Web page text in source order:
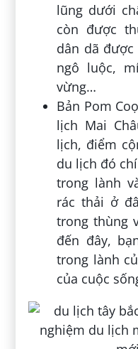
lũng dưới
còn được
dân dã
ngô luộc,
vừng…
Bản Pom
lịch Mai
lịch, điểm
du lịch đó
trong lành
rác thải ở
trong thùng
đến đây,
trong lành
của cuộc